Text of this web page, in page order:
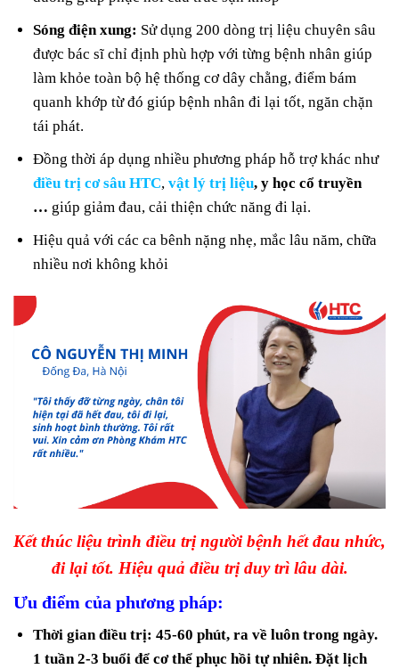
Sóng điện xung: Sử dụng 200 dòng trị liệu chuyên sâu
được bác sĩ chỉ định phù hợp với từng bệnh nhân giúp
làm khỏe toàn bộ hệ thống cơ dây chằng, điểm bám
quanh khớp từ đó giúp bệnh nhân đi lại tốt, ngăn chặn
tái phát.
Đồng thời áp dụng nhiều phương pháp hỗ trợ khác như
điều trị cơ sâu HTC,vật lý trị liệu, y học cổ truyền
… giúp giảm đau, cải thiện chức năng đi lại.
Hiệu quả với các ca bênh nặng nhẹ, mắc lâu năm, chữa
nhiều nơi không khỏi
Kết thúc liệu trình điều trị người bệnh hết đau nhức,
đi lại tốt. Hiệu quả điều trị duy trì lâu dài.
Ưu điểm của phương pháp:
Thời gian điều trị: 45-60 phút, ra về luôn trong ngày.
1 tuần 2-3 buổi để cơ thể phục hồi tự nhiên. Đặt lịch